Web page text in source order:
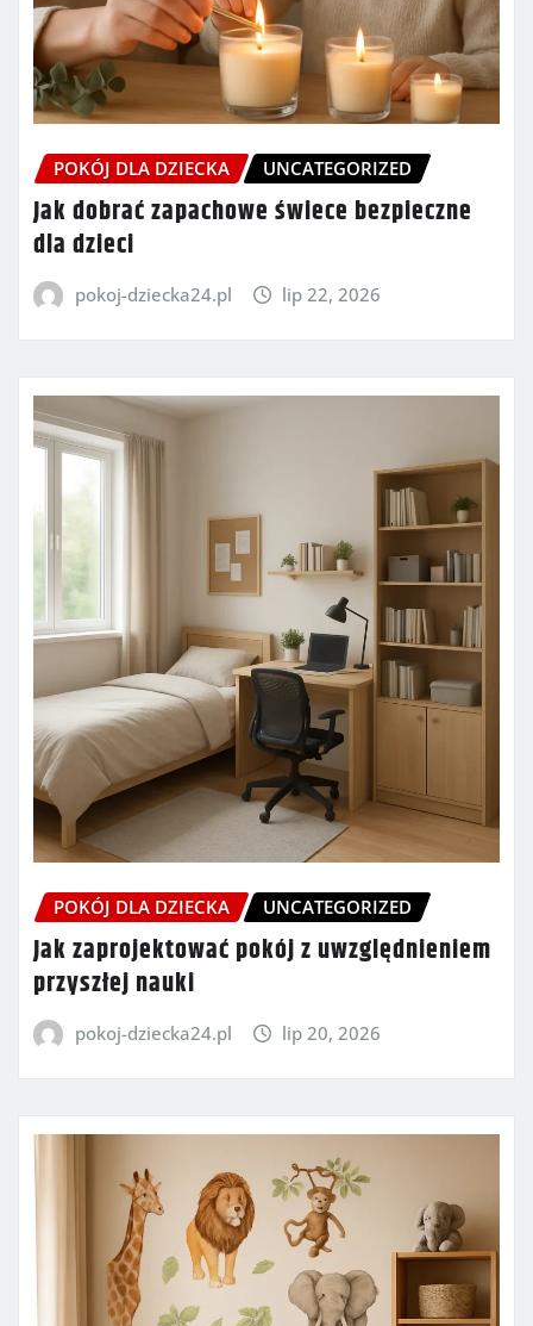
POKÓJ DLA DZIECKA UNCATEGORIZED
Jak dobrać zapachowe świece bezpieczne
dla dzieci
pokoj-dziecka24.pl lip 22, 2026
POKÓJ DLA DZIECKA UNCATEGORIZED
Jak zaprojektować pokój z uwzględnieniem
przyszłej nauki
pokoj-dziecka24.pl lip 20, 2026